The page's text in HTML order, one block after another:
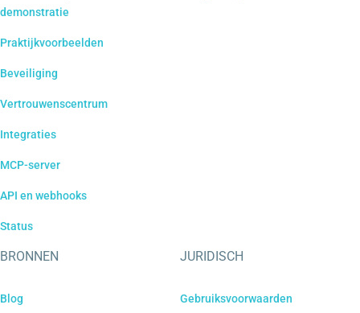
demonstratie
Praktijkvoorbeelden
Beveiliging
Vertrouwenscentrum
Integraties
MCP-server
API en webhooks
Status
BRONNEN
Blog
JURIDISCH
Gebruiksvoorwaarden